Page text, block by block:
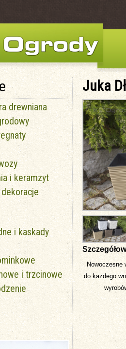
drewniana
i keramzyt
i kaskady
i trzcinowe
Juka
Nowoczesne
do każdego